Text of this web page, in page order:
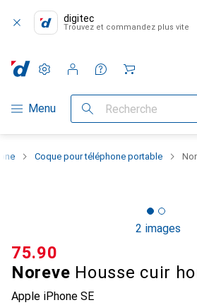
digitec
Trouvez et commandez plus vite
Navigation par catégorie
Menu Recherche
Paramètres
Compte client
Listes de comparaison
Listes d'envies
Panier
Coque pour téléphone portable
2 images
Noreve Housse cuir
Apple iPhone SE
CHF
75.90